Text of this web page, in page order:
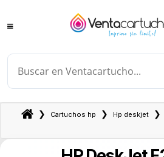
❯ Cartuchos hp ❯ Hp deskjet❯